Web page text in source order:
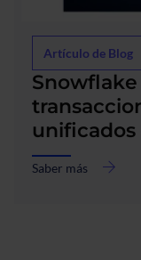
Artículo de Blog
Saber más
acerca